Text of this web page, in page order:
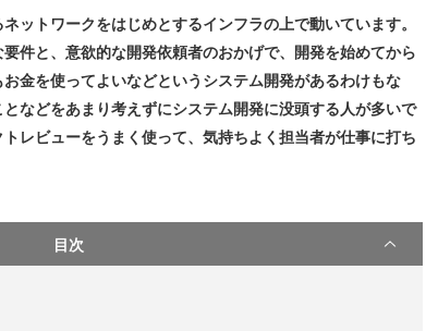
ットワークをはじめとするインフラの上で動いています。
件と、意欲的な開発依頼者のおかげで、開発を始めてから
金を使ってよいなどというシステム開発があるわけもな
などをあまり考えずにシステム開発に没頭する人が多いで
レビューをうまく使って、気持ちよく担当者が仕事に打ち
目次